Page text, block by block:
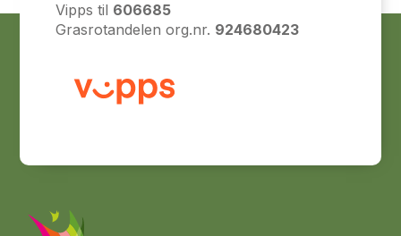
Vipps til 606685
Grasrotandelen org.nr. 924680423